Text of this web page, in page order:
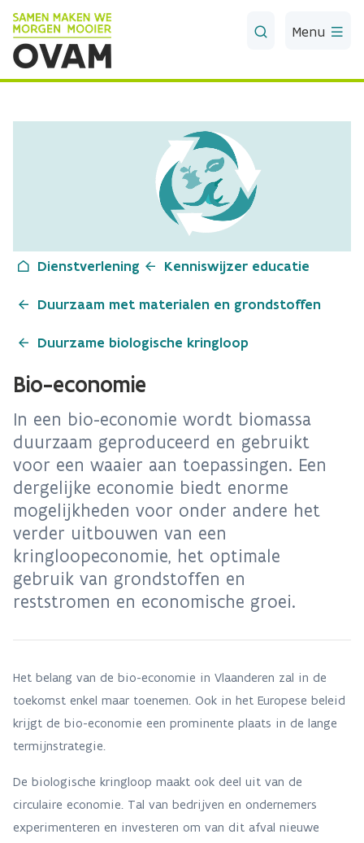
Skip to Main Content
Menu
Dienstverlening Kenniswijzer educatie
Duurzaam met materialen en grondstoffen
Duurzame biologische kringloop
Bio-economie
In een bio-economie wordt biomassa
duurzaam geproduceerd en gebruikt
voor een waaier aan toepassingen. Een
dergelijke economie biedt enorme
mogelijkheden voor onder andere het
verder uitbouwen van een
kringloopeconomie, het optimale
gebruik van grondstoffen en
reststromen en economische groei.
Het belang van de bio-economie in Vlaanderen zal in de
toekomst enkel maar toenemen. Ook in het Europese beleid
krijgt de bio-economie een prominente plaats in de lange
termijnstrategie.
De biologische kringloop maakt ook deel uit van de
circulaire economie. Tal van bedrijven en ondernemers
experimenteren en investeren om van dit afval nieuwe